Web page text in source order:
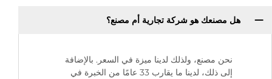
هل مصنعك هو شركة تجارية أم مصنع؟
نحن مصنع، ولذلك لدينا ميزة في السعر. بالإضافة
إلى ذلك، لدينا ما يقارب 33 عامًا من الخبرة في